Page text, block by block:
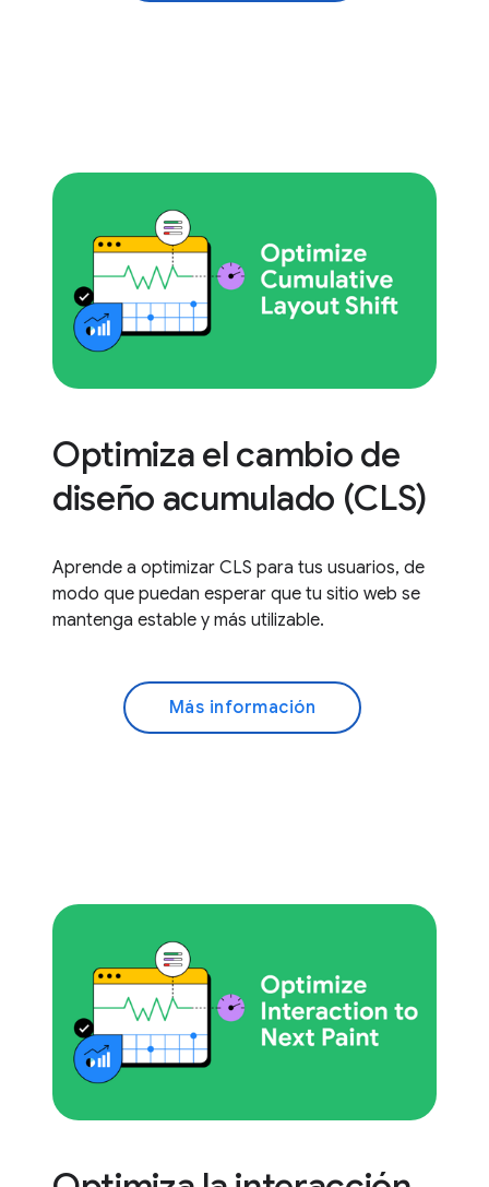
Optimiza el cambio de
diseño acumulado (CLS)
Aprende a optimizar CLS para tus usuarios, de
modo que puedan esperar que tu sitio web se
mantenga estable y más utilizable.
Más información